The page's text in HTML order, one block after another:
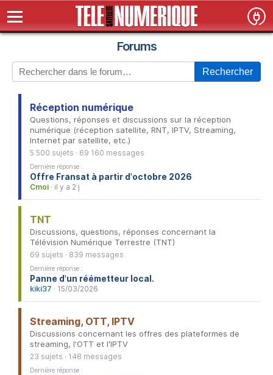
Forums
Rechercher
Réception numérique
Questions, réponses et discussions sur la réception
numérique (réception satellite, RNT, IPTV, Streaming,
Internet par satellite, etc.)
5 500 sujets · 69 160 messages
Dernière réponse :
Offre Fransat à partir d'octobre 2026
Cmoi · il y a 2 j
TNT
Discussions, questions, réponses concernant la
Télévision Numérique Terrestre (TNT)
69 sujets · 839 messages
Dernière réponse :
Panne d'un réémetteur local.
kiki37 · 15/03/2026
Streaming, OTT, IPTV
Discussions concernant les offres des plateformes de
streaming, l'OTT et l'IPTV
23 sujets · 148 messages
Dernière réponse :